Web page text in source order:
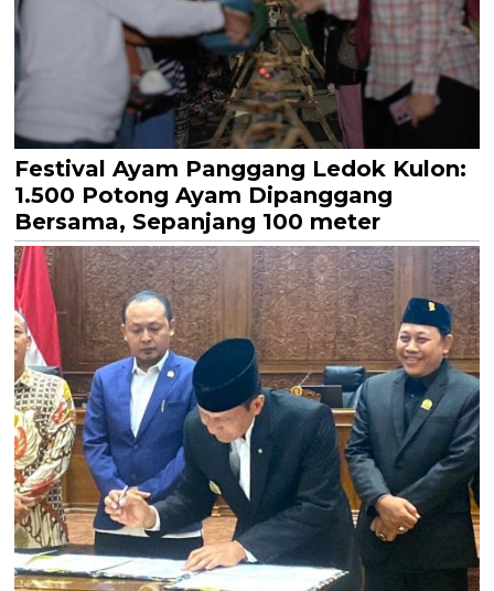
Festival Ayam Panggang Ledok Kulon:
1.500 Potong Ayam Dipanggang
Bersama, Sepanjang 100 meter